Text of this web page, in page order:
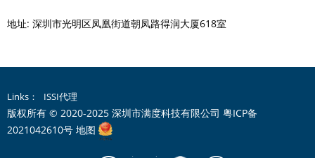
地址: 深圳市光明区凤凰街道朝凤路得润大厦618室
Links： ISSI代理
版权所有 © 2020-2025 深圳市满度科技有限公司 粤ICP备
2021042610号 地图